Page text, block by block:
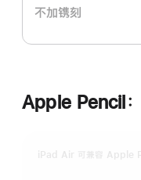
不加镌刻
Apple Pencil：